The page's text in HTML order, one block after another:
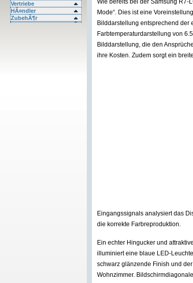
Vertriebe
HÃ¤ndler
ZubehÃ¶r
Wie bereits bei der Samsung R7-
Mode“. Dies ist eine
Bilddarstellung entsprechend der
Farbtemperaturdarstellung von
Bilddarstellung, die den
ihre Kosten. Zudem sorgt ein
Eingangssignals analysiert das
die korrekte Farbreproduktion.
Ein echter Hingucker und
illuminiert eine blaue LED-
schwarz glänzende Finish und
Wohnzimmer.